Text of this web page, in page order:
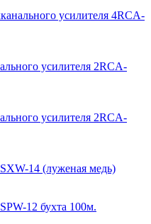
усилителя 4RCA-
усилителя 2RCA-
усилителя 2RCA-
14 (луженая медь)
12 бухта 100м.